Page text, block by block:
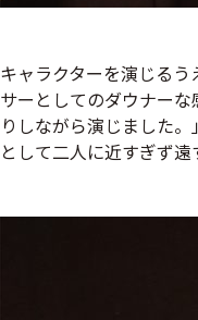
キャラクターを演じる
サーとしてのダウナー
りしながら演じました
として二人に近すぎず